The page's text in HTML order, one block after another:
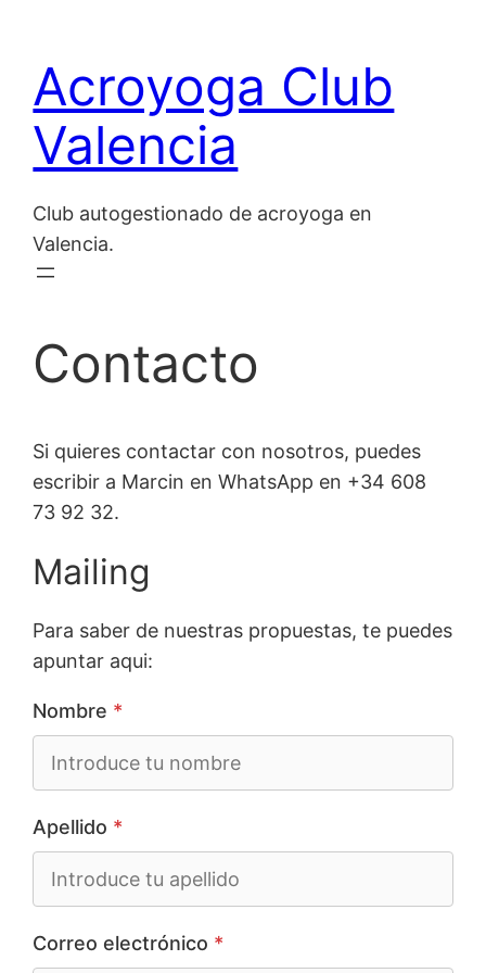
contenido
Acroyoga Club
Valencia
Club autogestionado de acroyoga en
Valencia.
Contacto
Si quieres contactar con nosotros, puedes
escribir a Marcin en WhatsApp en +34 608
73 92 32.
Mailing
Para saber de nuestras propuestas, te puedes
apuntar aqui:
Nombre *
Apellido *
Correo electrónico *